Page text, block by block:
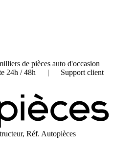
de pièces auto d'occasion
24h / 48h | Support client
Réf. Autopièces